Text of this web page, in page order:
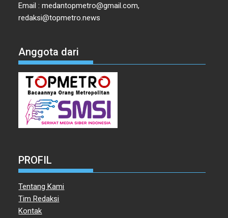
Email : medantopmetro@gmail.com,
redaksi@topmetro.news
Anggota dari
PROFIL
Tentang Kami
Tim Redaksi
Kontak